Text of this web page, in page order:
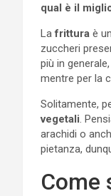
qual è il
Lafrittura è
zuccheri
più in
mentre per la
Solitamente,
vegetali .
arachidi o
pietanza,
Come